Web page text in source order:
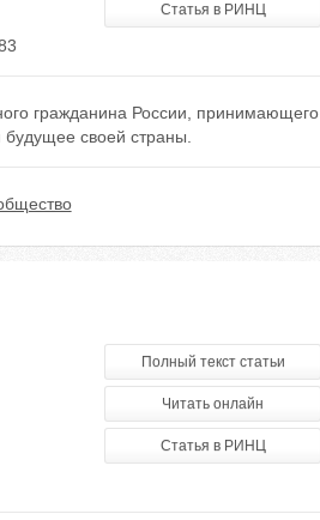
Статья в РИНЦ
гражданина России, принимающего
своей страны.
Полный текст статьи
Читать онлайн
Статья в РИНЦ